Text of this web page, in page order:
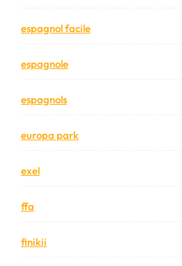
espagnol facile
espagnole
espagnols
europa park
exel
ffa
finikii